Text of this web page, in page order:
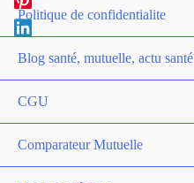
Politique de confidentialite
Blog santé, mutuelle, actu santé
CGU
Comparateur Mutuelle